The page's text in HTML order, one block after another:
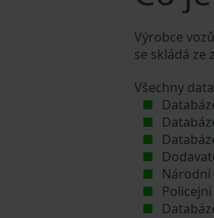
Výrobce
se skládá ze
Všechny